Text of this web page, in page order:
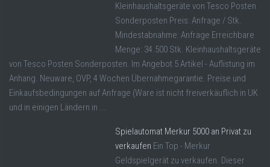
Kleinhaushaltsgeräte von Tesco Posten
Sonderposten Preis: Anfrage / Stk.
Mindestabnahme: Anfrage Erreichbare
Menge: 34.500 Stk. Kleinhaushaltsgeräte
von Tesco Posten Sonderposten. Im Angebot 5 Artikel - Auflistung im
Anhang. Neuware, OVP, 4 Wochen Übernahmegarantie. Preise und
Einkaufsbedingungen auf Anfrage (Ware ist nicht freiverkäuflich in UK
und in einigen Ländern in ...
Spielautomat Merkur 5000 an Privat zu
verkaufen Ein Top - Merkur
Geldspielgerät zu verkaufen. Dieser